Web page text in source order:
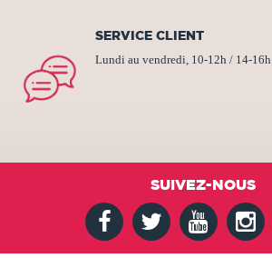
SERVICE CLIENT
Lundi au vendredi, 10-12h / 14-16h
SUIVEZ-NOUS